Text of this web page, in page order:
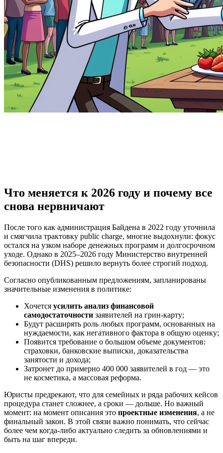
Что меняется к 2026 году и почему все
снова нервничают
После того как администрация Байдена в 2022 году уточнила
и смягчила трактовку public charge, многие выдохнули: фокус
остался на узком наборе денежных программ и долгосрочном
уходе. Однако в 2025–2026 году Министерство внутренней
безопасности (DHS) решило вернуть более строгий подход.
Согласно опубликованным предложениям, запланированы
значительные изменения в политике:
Хочется усилить анализ финансовой
самодостаточности заявителей на грин-карту;
Будут расширять роль любых программ, основанных на
нуждаемости, как негативного фактора в общую оценку;
Появится требование о большом объеме документов:
страховки, банковские выписки, доказательства
занятости и дохода;
Затронет до примерно 400 000 заявителей в год — это
не косметика, а массовая реформа.
Юристы предрекают, что для семейных и ряда рабочих кейсов
процедура станет сложнее, а сроки — дольше. Но важный
момент: на момент описания это проектные изменения, а не
финальный закон. В этой связи важно понимать, что сейчас
более чем когда-либо актуально следить за обновлениями и
быть на шаг впереди.